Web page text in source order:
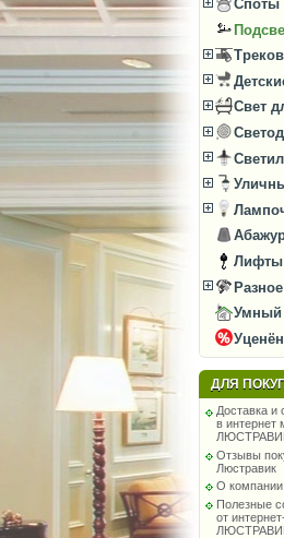
Споты
Свет
Лифты
Разное
Умный
ДЛЯ
Доставка и
в интернет
Отзывы
Люстравик
О
Полезные
от